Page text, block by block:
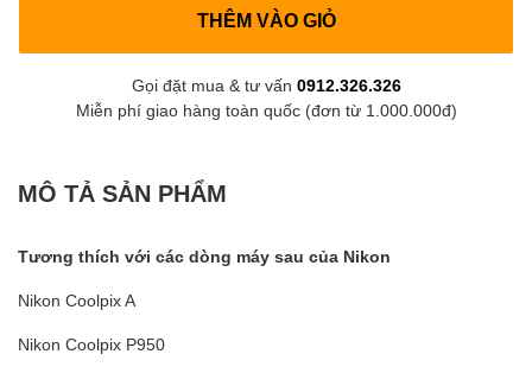
THÊM VÀO GIỎ
Gọi đặt mua & tư vấn 0912.326.326
Miễn phí giao hàng toàn quốc (đơn từ 1.000.000đ)
MÔ TẢ SẢN PHẨM
Tương thích với các dòng máy sau của Nikon
Nikon Coolpix A
Nikon Coolpix P950